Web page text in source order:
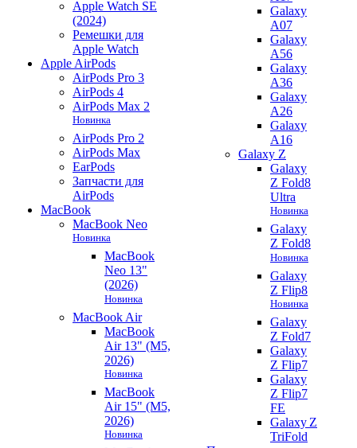
Apple Watch SE
(2024)
Ремешки для
Apple Watch
Apple AirPods
AirPods Pro 3
AirPods 4
AirPods Max 2
Новинка
AirPods Pro 2
AirPods Max
EarPods
Запчасти для
AirPods
MacBook
MacBook Neo
Новинка
MacBook
Neo 13"
(2026)
Новинка
MacBook Air
MacBook
Air 13" (M5,
2026)
Новинка
MacBook
Air 15" (M5,
2026)
Новинка
Galaxy
A07
Galaxy
A56
Galaxy
A36
Galaxy
A26
Galaxy
A16
Galaxy Z
Galaxy
Z Fold8
Ultra
Новинка
Galaxy
Z Fold8
Новинка
Galaxy
Z Flip8
Новинка
Galaxy
Z Fold7
Galaxy
Z Flip7
Galaxy
Z Flip7
FE
Galaxy Z
TriFold